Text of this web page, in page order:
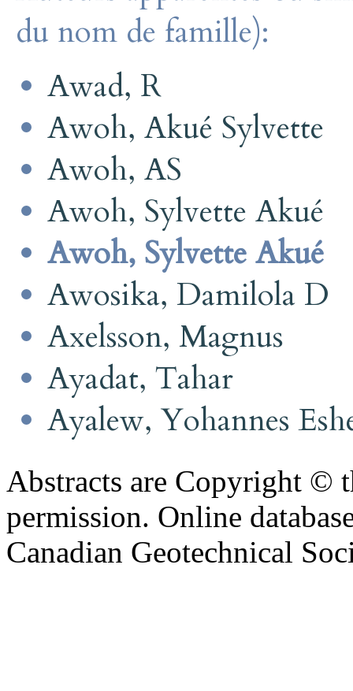
du nom de famille):
Awad, R
Awoh, Akué Sylvette
Awoh, AS
Awoh, Sylvette Akué
Awoh, Sylvette Akué
Awosika, Damilola D
Axelsson, Magnus
Ayadat, Tahar
Ayalew, Yohannes
Abstracts are Copyright ©
permission. Online
Canadian Geotechnical